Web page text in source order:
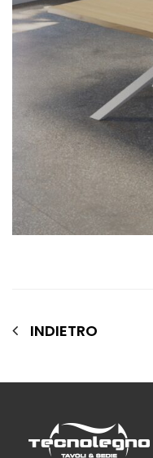
INDIETRO